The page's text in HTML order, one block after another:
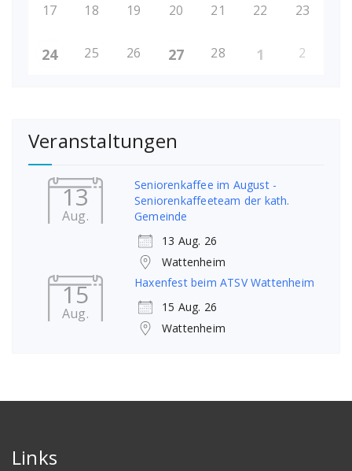
17 18 19 20 21 22 23
24 25 26 27 28 1 2
Veranstaltungen
13
Aug.
Seniorenkaffee im August -
Seniorenkaffeeteam der kath.
Gemeinde
13 Aug. 26
Wattenheim
15
Aug.
Haxenfest beim ATSV Wattenheim
15 Aug. 26
Wattenheim
Links